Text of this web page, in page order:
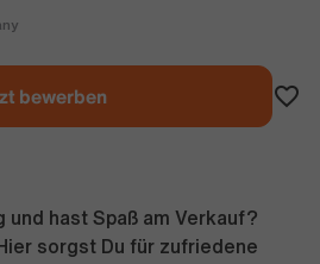
bewerben
und hast Spaß am Verkauf?
sorgst Du für zufriedene